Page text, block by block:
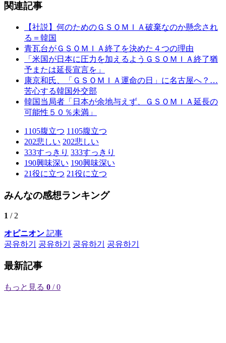
関連記事
【社説】何のためのＧＳＯＭＩＡ破棄なのか懸念され
る＝韓国
青瓦台がＧＳＯＭＩＡ終了を決めた４つの理由
「米国が日本に圧力を加えるようＧＳＯＭＩＡ終了猶
予または延長宣言を」
康京和氏、「ＧＳＯＭＩＡ運命の日」に名古屋へ？…
苦心する韓国外交部
韓国当局者「日本が余地与えず、ＧＳＯＭＩＡ延長の
可能性５０％未満」
1105腹立つ 1105腹立つ
202悲しい 202悲しい
333すっきり 333すっきり
190興味深い 190興味深い
21役に立つ 21役に立つ
みんなの感想ランキング
1 / 2
オピニオン 記事
공유하기
공유하기 공유하기 공유하기
最新記事
もっと見る 0 / 0